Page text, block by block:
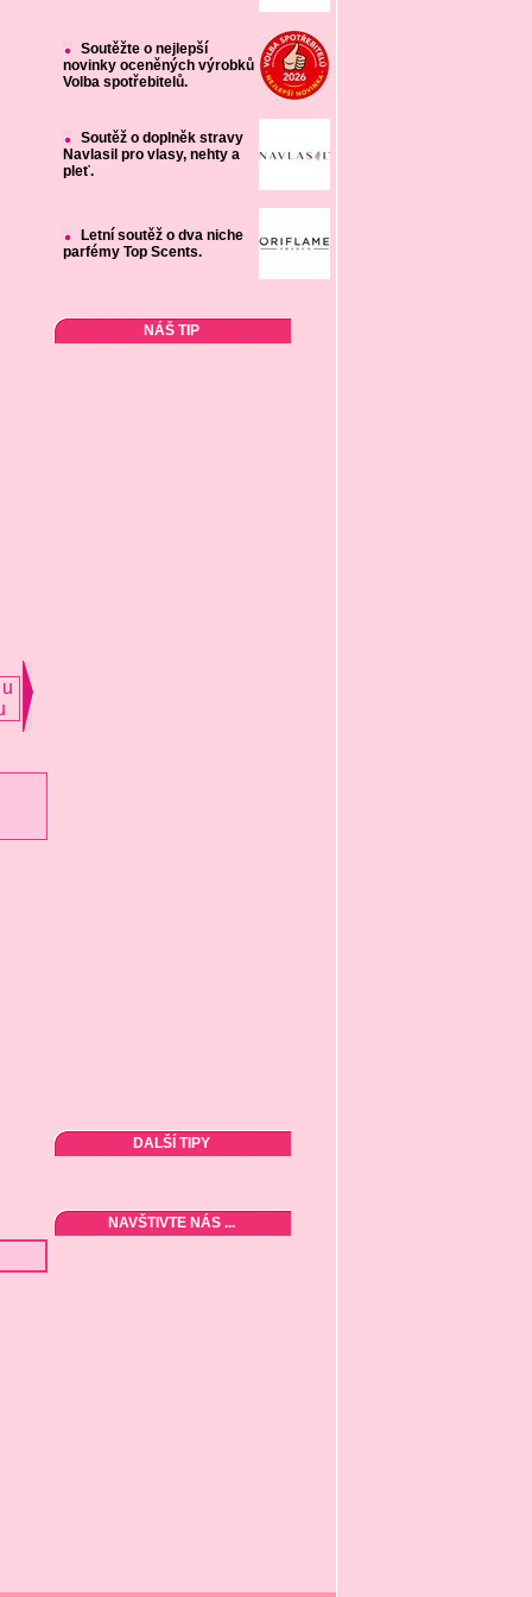
Soutěžte o nejlepší
novinky oceněných výrobků
Volba spotřebitelů.
Soutěž o doplněk stravy
Navlasil pro vlasy, nehty a
pleť.
Letní soutěž o dva niche
parfémy Top Scents.
NÁŠ TIP
DALŠÍ TIPY
NAVŠTIVTE NÁS ...